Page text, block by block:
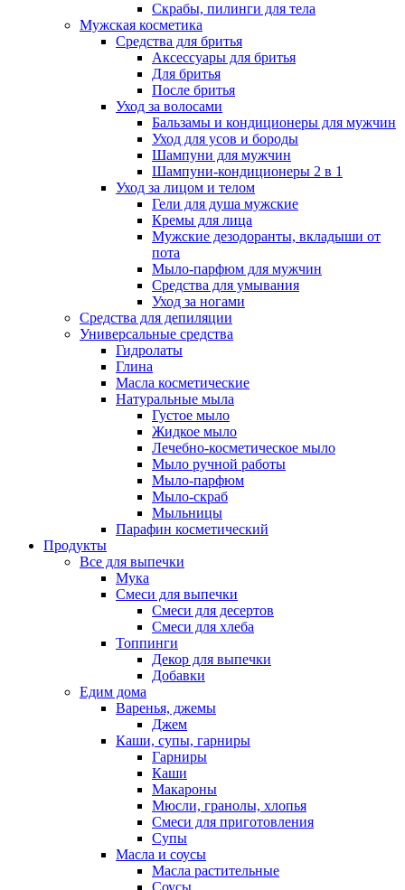
Скрабы, пилинги для тела
Мужская косметика
Средства для бритья
Аксессуары для бритья
Для бритья
После бритья
Уход за волосами
Бальзамы и кондиционеры для мужчин
Уход для усов и бороды
Шампуни для мужчин
Шампуни-кондиционеры 2 в 1
Уход за лицом и телом
Гели для душа мужские
Кремы для лица
Мужские дезодоранты, вкладыши от
пота
Мыло-парфюм для мужчин
Средства для умывания
Уход за ногами
Средства для депиляции
Универсальные средства
Гидролаты
Глина
Масла косметические
Натуральные мыла
Густое мыло
Жидкое мыло
Лечебно-косметическое мыло
Мыло ручной работы
Мыло-парфюм
Мыло-скраб
Мыльницы
Парафин косметический
Продукты
Все для выпечки
Мука
Смеси для выпечки
Смеси для десертов
Смеси для хлеба
Топпинги
Декор для выпечки
Добавки
Едим дома
Варенья, джемы
Джем
Каши, супы, гарниры
Гарниры
Каши
Макароны
Мюсли, гранолы, хлопья
Смеси для приготовления
Супы
Масла и соусы
Масла растительные
Соусы